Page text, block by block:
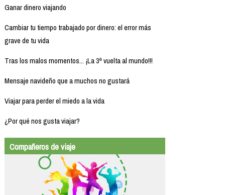
Ganar dinero viajando
Cambiar tu tiempo trabajado por dinero: el error más
grave de tu vida
Tras los malos momentos... ¡La 3ª vuelta al mundo!!!
Mensaje navideño que a muchos no gustará
Viajar para perder el miedo a la vida
¿Por qué nos gusta viajar?
Compañeros de viaje